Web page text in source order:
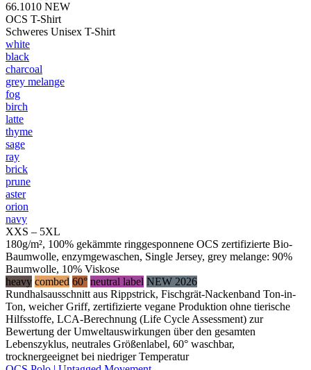
66.1010 NEW
OCS T-Shirt
Schweres Unisex T-Shirt
white
black
charcoal
grey melange
fog
birch
latte
thyme
sage
ray
brick
prune
aster
orion
navy
XXS – 5XL
180g/m², 100% gekämmte ringgesponnene OCS zertifizierte Bio-
Baumwolle, enzymgewaschen, Single Jersey, grey melange: 90%
Baumwolle, 10% Viskose
heavy combed 60° neutral label NEW 2026
Rundhalsausschnitt aus Rippstrick, Fischgrät-Nackenband Ton-in-
Ton, weicher Griff, zertifizierte vegane Produktion ohne tierische
Hilfsstoffe, LCA-Berechnung (Life Cycle Assessment) zur
Bewertung der Umweltauswirkungen über den gesamten
Lebenszyklus, neutrales Größenlabel, 60° waschbar,
trocknergeeignet bei niedriger Temperatur